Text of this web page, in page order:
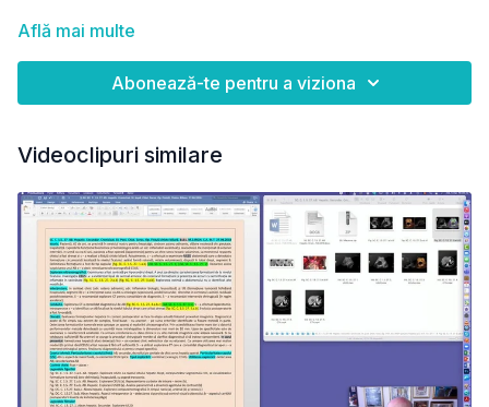
Află mai multe
Abonează-te pentru a viziona
Videoclipuri similare